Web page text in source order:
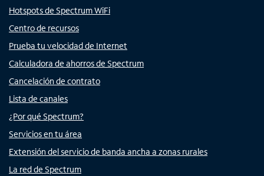
Hotspots de Spectrum WiFi
Centro de recursos
Prueba tu velocidad de Internet
Calculadora de ahorros de Spectrum
Cancelación de contrato
Lista de canales
¿Por qué Spectrum?
Servicios en tu área
Extensión del servicio de banda ancha a zonas rurales
La red de Spectrum